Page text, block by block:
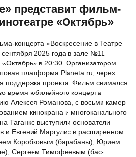
представит фильм-
«Октябрь»
концерта «Воскресение в Театре
2025 года в зале №11
«Октябрь» в 20:30. Организатором
платформа Planeta.ru, через
поддержка проекта. Фильм снимался
время юбилейного концерта,
Алексея Романова, с восьми камер
кинокрана и многоканального
Таганке выступили основатели
и Евгений Маргулис в расширенном
Коробковым (барабаны), Юрием
Сергеем Тимофеевым (бас-